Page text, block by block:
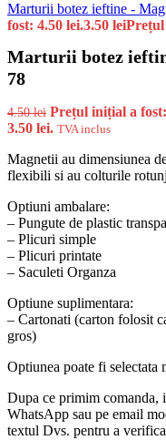
Marturii botez ieftine -
fost: 4.50 lei.3.50 leiPrețul
Marturii botez
78
4.50lei Prețul inițial a
3.50 lei. TVA inclus
Magnetii au dimensiunea
flexibili si au colturile
Optiuni ambalare:
– Pungute de plastic
– Plicuri simple
– Plicuri printate
– Saculeti Organza
Optiune suplimentara:
– Cartonati (carton folosit
gros)
Optiunea poate fi selectata
Dupa ce primim
WhatsApp sau pe email
textul Dvs. pentru a